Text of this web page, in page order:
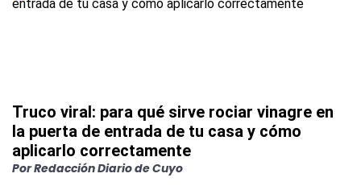
Truco viral: para qué sirve rociar vinagre en
la puerta de entrada de tu casa y cómo
aplicarlo correctamente
PorRedacción Diario de Cuyo